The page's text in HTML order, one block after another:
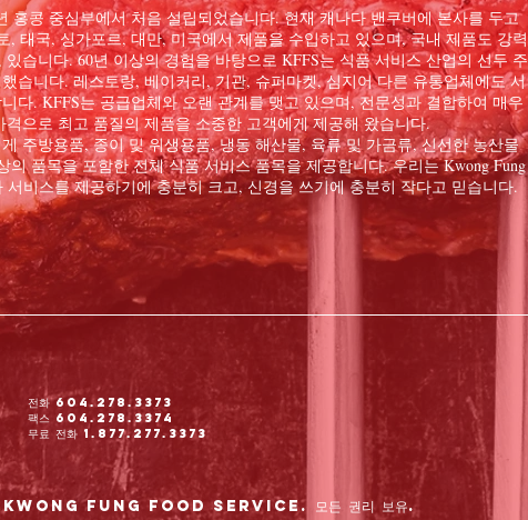
홍콩 중심부에서 처음 설립되었습니다. 현재 캐나다 밴쿠버에 본사를 두고
, 태국, 싱가포르, 대만, 미국에서 제품을 수입하고 있으며, 국내 제품도 강력
있습니다. 60년 이상의 경험을 바탕으로 KFFS는 식품 서비스 산업의 선두 주
습니다. 레스토랑, 베이커리, 기관, 슈퍼마켓, 심지어 다른 유통업체에도 서
다. KFFS는 공급업체와 오랜 관계를 맺고 있으며, 전문성과 결합하여 매우
격으로 최고 품질의 제품을 소중한 고객에게 제공해 왔습니다.
주방용품, 종이 및 위생용품, 냉동 해산물, 육류 및 가금류, 신선한 농산물
의 품목을 포함한 전체 식품 서비스 품목을 제공합니다. 우리는 Kwong Fung
서비스를 제공하기에 충분히 크고, 신경을 쓰기에 충분히 작다고 믿습니다.
전화 604.278.3373
팩스 604.278.3374
무료 전화 1.877.277.3373
Fung Food Service. 모든 권리 보유.